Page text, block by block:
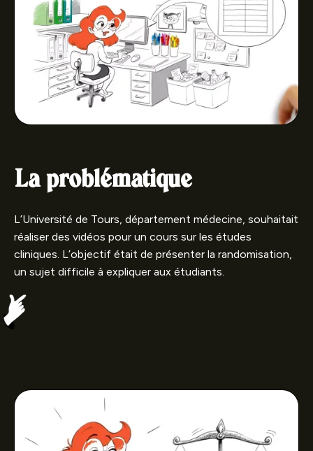
La problématique
L’Université de Tours, département médecine, souhaitait
réaliser des vidéos pour un cours sur les études
cliniques. L’objectif était de présenter la randomisation,
un sujet difficile à expliquer aux étudiants.